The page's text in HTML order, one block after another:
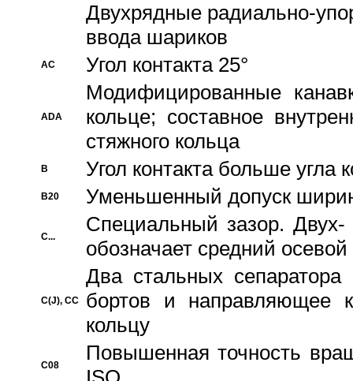
Двухрядные радиально-
ввода шариков
AC Угол контакта 25°
ADA
Модифицированные
кольце; составное
стяжного кольца
B Угол контакта больше угла
B20 Уменьшенный допуск
C...
Специальный зазор.
обозначает средний
C(J), CC
Два стальных сепаратора
бортов и направляющее
кольцу
C08
Повышенная точность